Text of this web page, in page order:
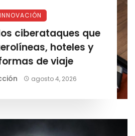
INNOVACIÓN
ciberataques que
hoteles y
de viaje
agosto 4, 2026